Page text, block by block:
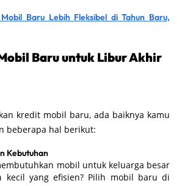
Baru Lebih Fleksibel di Tahun Baru,
Baru untuk Libur Akhir
kredit mobil baru, ada baiknya kamu
beberapa hal berikut:
Kebutuhan
mobil untuk keluarga besar
kecil yang efisien? Pilih mobil baru di